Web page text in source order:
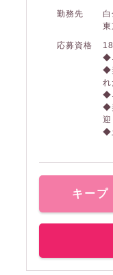
勤務先
応募資格
◆
◆
れ
◆
◆
迎
◆
キープ